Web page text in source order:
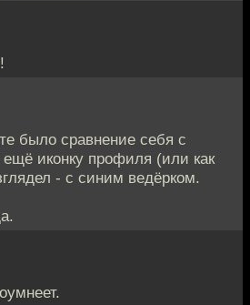
было сравнение себя с
иконку профиля (или как
- с синим ведёрком.